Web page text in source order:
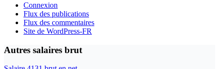
Connexion
Flux des publications
Flux des commentaires
Site de WordPress-FR
Autres salaires brut